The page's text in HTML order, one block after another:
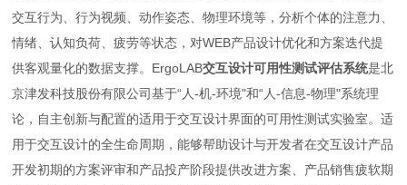
交互行为、行为视频、动作姿态、物理环境等，分析个体的注意力、
情绪、认知负荷、疲劳等状态，对WEB产品设计优化和方案迭代提
供客观量化的数据支撑。ErgoLAB交互设计可用性测试评估系统是北
京津发科技股份有限公司基于“人-机-环境"和“人-信息-物理"系统理
论，自主创新与配置的适用于交互设计界面的可用性测试实验室。适
用于交互设计的全生命周期，能够帮助设计与开发者在交互设计产品
开发初期的方案评审和产品投产阶段提供改进方案、产品销售疲软期